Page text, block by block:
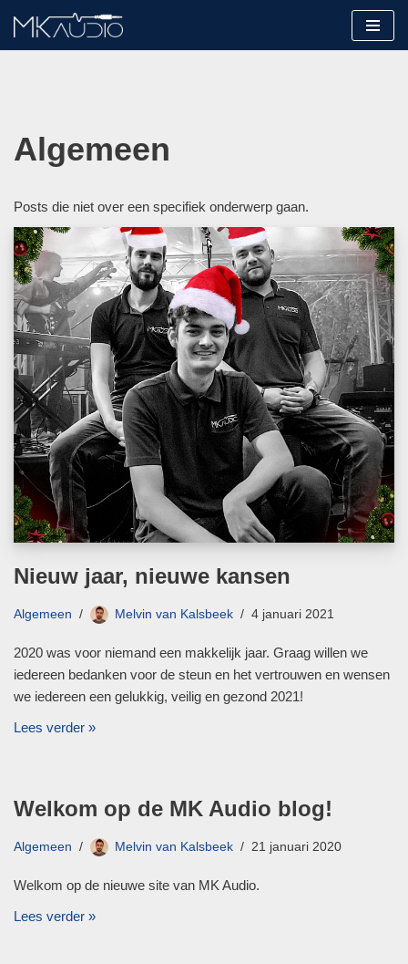
Ga
Algemeen
Posts die niet over een specifiek onderwerp gaan.
Nieuw jaar, nieuwe kansen
Algemeen Melvin van Kalsbeek 4 januari 2021
2020 was voor niemand een makkelijk jaar. Graag willen we
iedereen bedanken voor de steun en het vertrouwen en wensen
we iedereen een gelukkig, veilig en gezond 2021!
Lees verder »
Welkom op de MK Audio blog!
Algemeen Melvin van Kalsbeek 21 januari 2020
Welkom op de nieuwe site van MK Audio.
Lees verder »